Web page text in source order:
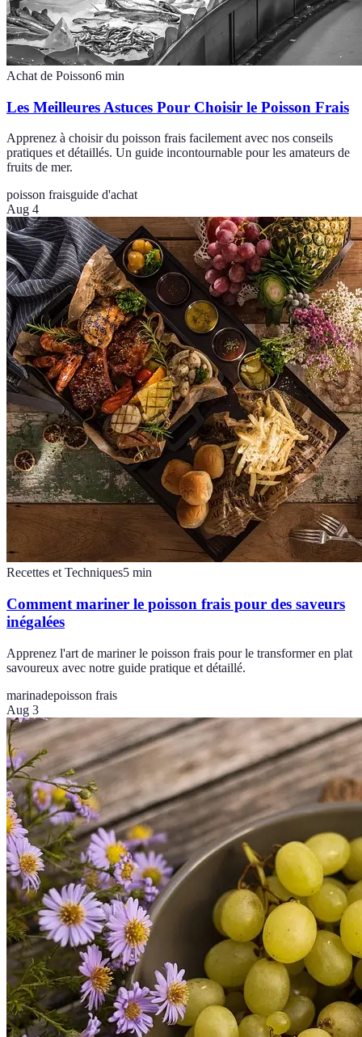
Achat de Poisson6 min
Les Meilleures Astuces Pour Choisir le Poisson Frais
Apprenez à choisir du poisson frais facilement avec nos conseils
pratiques et détaillés. Un guide incontournable pour les amateurs de
fruits de mer.
poisson fraisguide d'achat
Aug 4
Recettes et Techniques5 min
Comment mariner le poisson frais pour des saveurs
inégalées
Apprenez l'art de mariner le poisson frais pour le transformer en plat
savoureux avec notre guide pratique et détaillé.
marinadepoisson frais
Aug 3